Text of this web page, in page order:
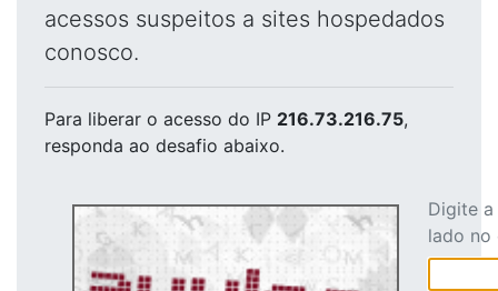
acessos suspeitos a sites hospedados
conosco.
Para liberar o acesso do IP 216.73.216.75,
responda ao desafio abaixo.
Digite
lado no